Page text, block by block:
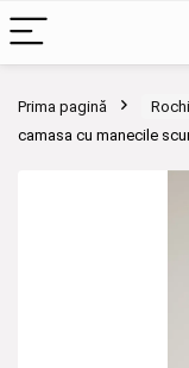
Prima pagină
camasa cu manecile